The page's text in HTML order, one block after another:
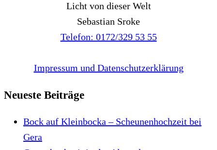
Licht von dieser Welt
Sebastian Sroke
Telefon: 0172/329 53 55
Impressum und Datenschutzerklärung
Neueste Beiträge
Bock auf Kleinbocka – Scheunenhochzeit bei
Gera